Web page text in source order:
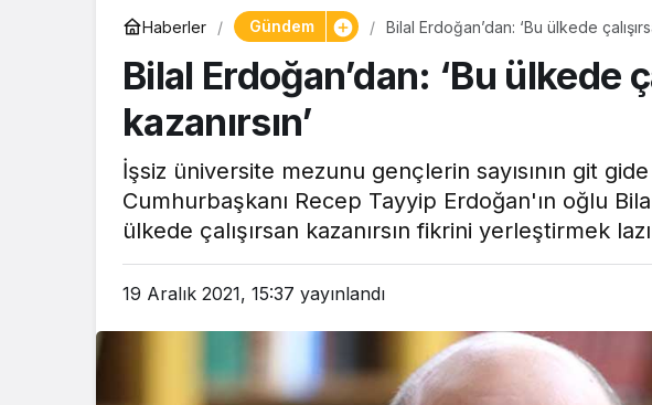
Haberler Gündem Bilal Erdoğan’dan: ‘Bu ülkede
Bilal Erdoğan’dan: ‘Bu ülkede
kazanırsın’
İşsiz üniversite mezunu gençlerin sayısının git
Cumhurbaşkanı Recep Tayyip Erdoğan'ın oğlu
ülkede çalışırsan kazanırsın fikrini yerleştirmek
19 Aralık 2021, 15:37 yayınlandı
Tam ölçüsüyle
pastaneye taş çıkartır: